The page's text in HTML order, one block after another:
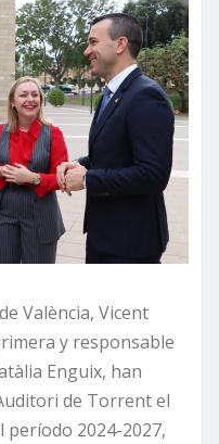
València, Vicent
y responsable
Enguix, han
de Torrent el
período 2024-2027,